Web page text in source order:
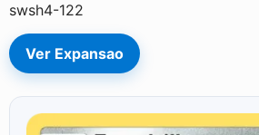
swsh4-122
Ver Expansao